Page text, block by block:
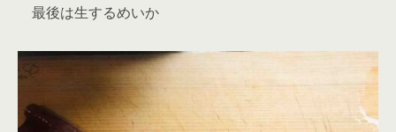
最後は生するめいか